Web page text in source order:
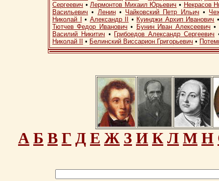
Сергеевич •Лермонтов Михаил Юрьевич • Некрасов
Васильевич • Ленин• Чайковский Петр Ильич •
Николай I
• Александр II • Куинджи Архип Иванович
Тютчев Федор Иванович • Бунин Иван Алексеевич •
Василий Никитич • Грибоедов Александр Сергеевич
Николай II
• Белинский Виссарион Григорьевич •
А Б В Г Д Е Ж З И К Л М Н